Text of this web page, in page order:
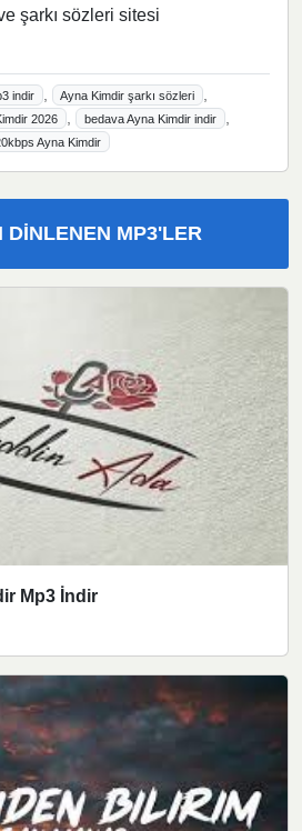
şarkı sözleri sitesi
indir , Ayna Kimdir şarkı sözleri
2026 , bedava Ayna Kimdir indir ,
Ayna Kimdir
MP3'LER
Mp3 İndir